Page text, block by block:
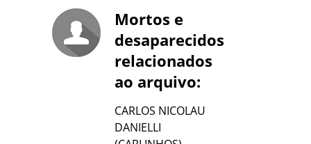
Mortos e
desaparecidos
relacionados
ao arquivo:
CARLOS NICOLAU
DANIELLI